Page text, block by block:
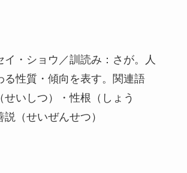
イ・ショウ／訓読み：さが。人
る性質・傾向を表す。関連語
せいしつ）・性根（しょう
（せいぜんせつ）